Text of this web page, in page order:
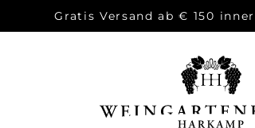
Gratis Versand ab € 150